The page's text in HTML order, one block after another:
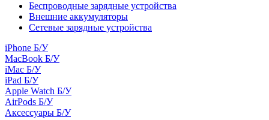
Беспроводные зарядные устройства
Внешние аккумуляторы
Сетевые зарядные устройства
iPhone Б/У
MacBook Б/У
iMac Б/У
iPad Б/У
Apple Watch Б/У
AirPods Б/У
Аксессуары Б/У